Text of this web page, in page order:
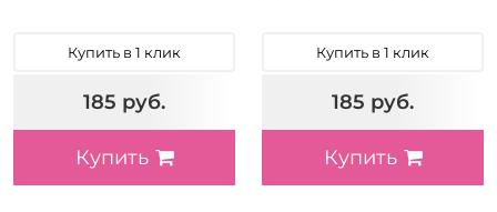
Купить в 1 клик
185 руб.
Купить
Купить в 1 клик
185 руб.
Купить